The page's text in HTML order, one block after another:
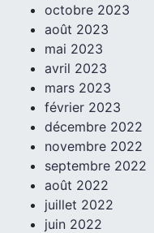
octobre 2023
août 2023
mai 2023
avril 2023
mars 2023
février 2023
décembre 2022
novembre 2022
septembre 2022
août 2022
juillet 2022
juin 2022